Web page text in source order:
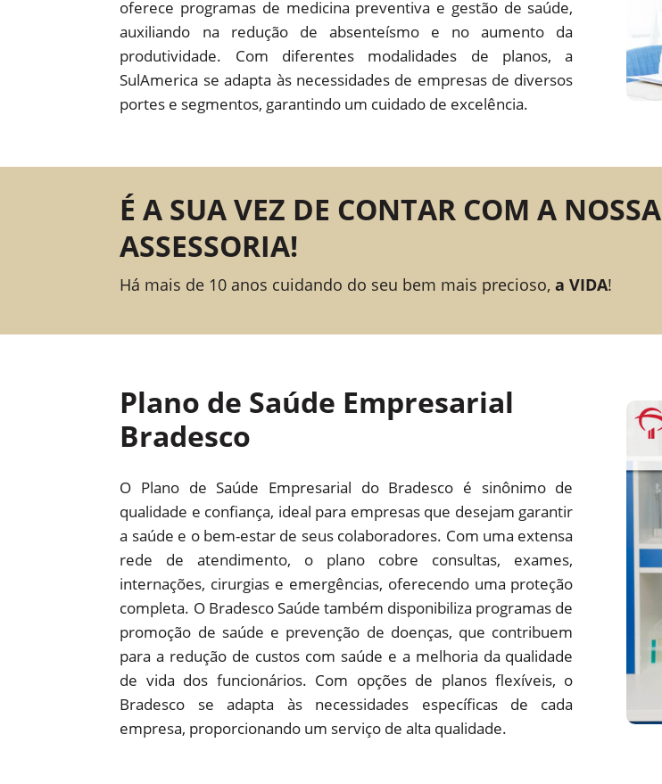
oferece programas de medicina preventiva e gestão de saúde,
auxiliando na redução de absenteísmo e no aumento da
produtividade. Com diferentes modalidades de planos, a
SulAmerica se adapta às necessidades de empresas de diversos
portes e segmentos, garantindo um cuidado de excelência.
É A SUA VEZ DE CONTAR COM A NOSSA
ASSESSORIA!
Há mais de 10 anos cuidando do seu bem mais precioso,a VIDA!
Plano de Saúde Empresarial
Bradesco
O Plano de Saúde Empresarial do Bradesco é sinônimo de
qualidade e confiança, ideal para empresas que desejam garantir
a saúde e o bem-estar de seus colaboradores. Com uma extensa
rede de atendimento, o plano cobre consultas, exames,
internações, cirurgias e emergências, oferecendo uma proteção
completa. O Bradesco Saúde também disponibiliza programas de
promoção de saúde e prevenção de doenças, que contribuem
para a redução de custos com saúde e a melhoria da qualidade
de vida dos funcionários. Com opções de planos flexíveis, o
Bradesco se adapta às necessidades específicas de cada
empresa, proporcionando um serviço de alta qualidade.